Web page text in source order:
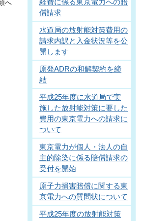
へ
経費に係る東京電力への賠
償請求
水道局の放射能対策費用の
請求内訳と入金状況等を公
開します
原発ADRの和解契約を締
結
平成25年度に水道局で実
施した放射能対策に要した
費用の東京電力への請求に
ついて
東京電力が個人・法人の自
主的除染に係る賠償請求の
受付を開始
原子力損害賠償に関する東
京電力への質問状について
平成25年度の放射能対策